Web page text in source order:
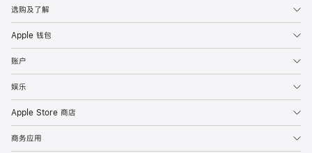
选购及了解
Apple 钱包
账户
娱乐
Apple Store 商店
商务应用